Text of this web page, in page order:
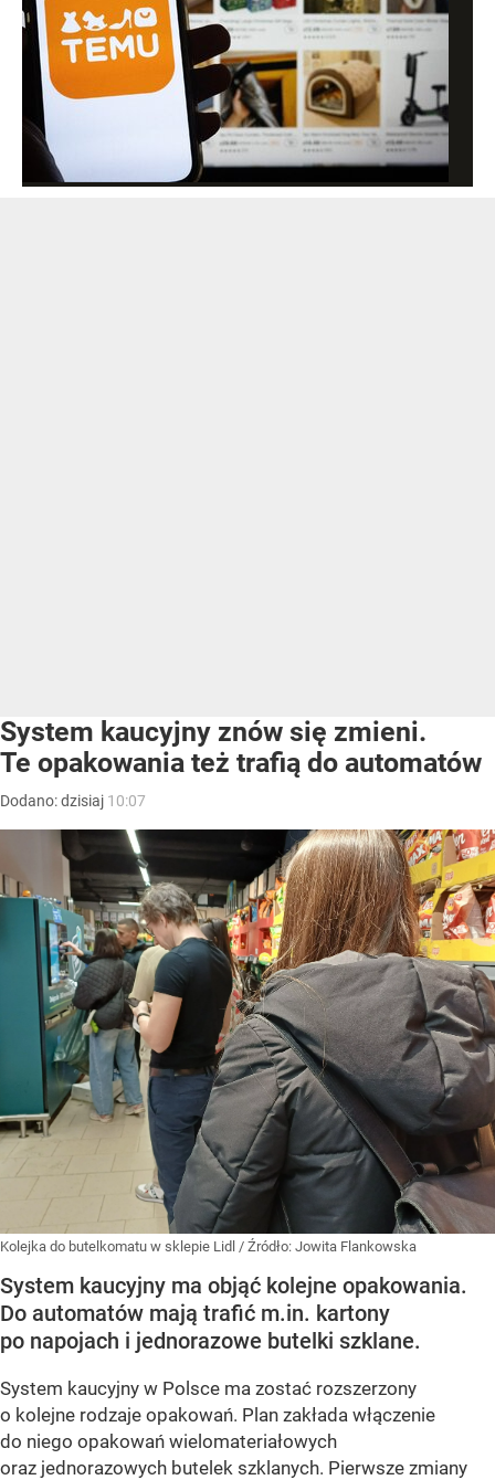
System kaucyjny znów się zmieni.
Te opakowania też trafią do automatów
Dodano:dzisiaj 10:07
Kolejka do butelkomatu w sklepie Lidl / Źródło: Jowita Flankowska
System kaucyjny ma objąć kolejne opakowania.
Do automatów mają trafić m.in. kartony
po napojach i jednorazowe butelki szklane.
System kaucyjny w Polsce ma zostać rozszerzony
o kolejne rodzaje opakowań. Plan zakłada włączenie
do niego opakowań wielomateriałowych
oraz jednorazowych butelek szklanych. Pierwsze zmiany